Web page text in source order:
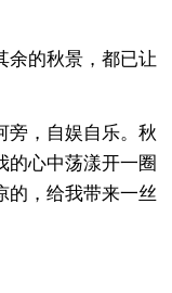
的秋景，都已让
，自娱自乐。秋
的心中荡漾开一圈
的，给我带来一丝